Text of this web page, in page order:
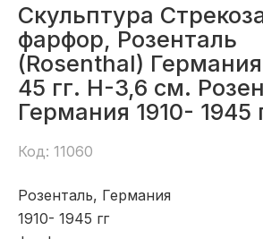
Скульптура
фарфор, Розенталь
(Rosenthal)
45 гг. Н-3,6 см.
Германия 1910- 1945
Код: 11060
Розенталь, Германия
1910- 1945 гг